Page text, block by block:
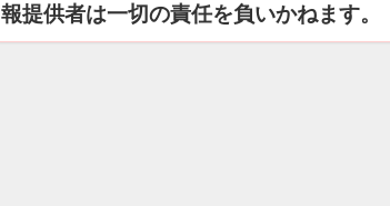
報提供者は一切の責任を負いかねます。